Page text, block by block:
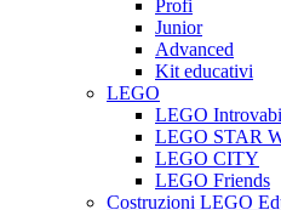
Profi
Junior
Advanced
Kit educativi
LEGO
LEGO
LEGO STAR
LEGO CITY
LEGO Friends
Costruzioni LEGO